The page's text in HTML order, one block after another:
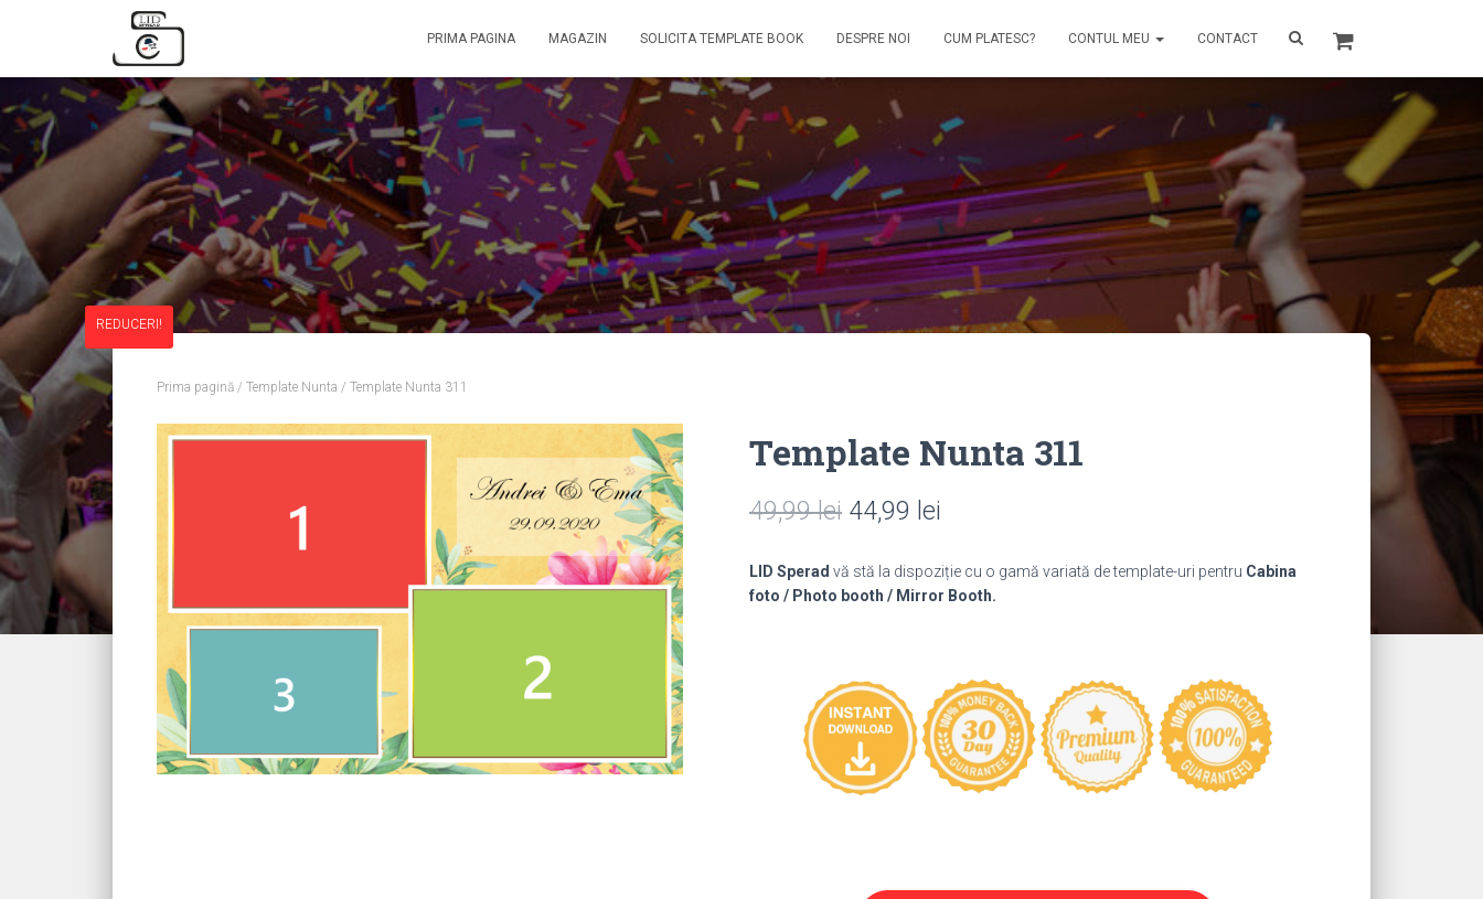
PRIMA PAGINA MAGAZIN SOLICITA TEMPLATE BOOK DESPRE NOI CUM PLATESC? CONTUL MEU CONTACT
REDUCERI!
Prima pagină / Template Nunta / Template Nunta 311
Template Nunta 311
49,99lei Prețul
a
49,99 lei.
44,99 lei
este:
LID Sperad vă stă la dispoziție cu o gamă variată de template-uri pentru Cabina
foto / Photo booth / Mirror Booth.